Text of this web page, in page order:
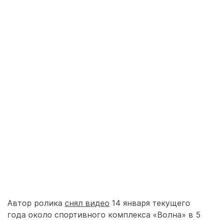
Автор ролика снял видео 14 января текущего
года около спортивного комплекса «Волна» в 5